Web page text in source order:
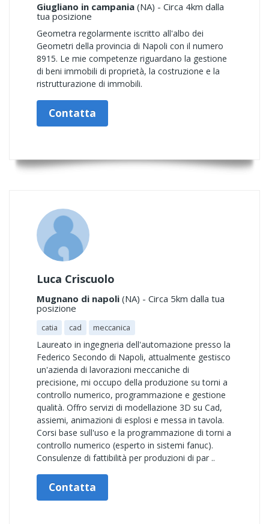
Giugliano in campania (NA) - Circa 4km dalla
tua posizione
Geometra regolarmente iscritto all'albo dei
Geometri della provincia di Napoli con il numero
8915. Le mie competenze riguardano la gestione
di beni immobili di proprietà, la costruzione e la
ristrutturazione di immobili.
Contatta
Luca Criscuolo
Mugnano di napoli (NA) - Circa 5km dalla tua
posizione
catia cad meccanica
Laureato in ingegneria dell'automazione presso la
Federico Secondo di Napoli, attualmente gestisco
un'azienda di lavorazioni meccaniche di
precisione, mi occupo della produzione su torni a
controllo numerico, programmazione e gestione
qualità. Offro servizi di modellazione 3D su Cad,
assiemi, animazioni di esplosi e messa in tavola.
Corsi base sull'uso e la programmazione di torni a
controllo numerico (esperto in sistemi fanuc).
Consulenze di fattibilità per produzioni di par ..
Contatta